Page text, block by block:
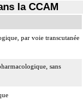
la CCAM
par voie transcutanée
sans